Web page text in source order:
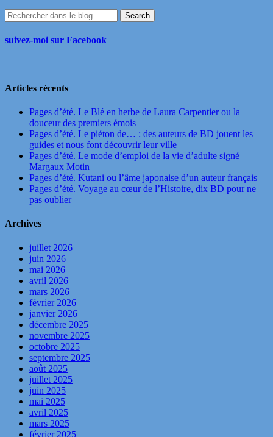
suivez-moi sur Facebook
Articles récents
Pages d’été. Le Blé en herbe de Laura Carpentier ou la
douceur des premiers émois
Pages d’été. Le piéton de… : des auteurs de BD jouent les
guides et nous font découvrir leur ville
Pages d’été. Le mode d’emploi de la vie d’adulte signé
Margaux Motin
Pages d’été. Kutani ou l’âme japonaise d’un auteur français
Pages d’été. Voyage au cœur de l’Histoire, dix BD pour ne
pas oublier
Archives
juillet 2026
juin 2026
mai 2026
avril 2026
mars 2026
février 2026
janvier 2026
décembre 2025
novembre 2025
octobre 2025
septembre 2025
août 2025
juillet 2025
juin 2025
mai 2025
avril 2025
mars 2025
février 2025